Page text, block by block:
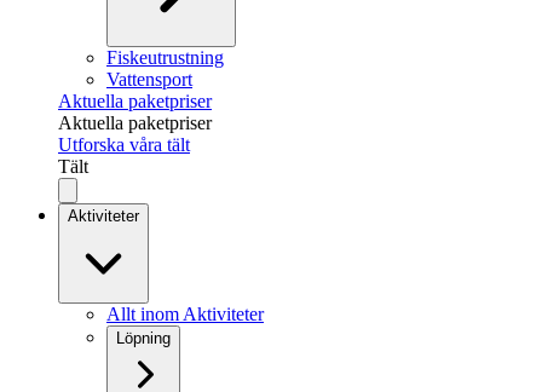
Fiskeutrustning
Vattensport
Aktuella paketpriser
Aktuella paketpriser
Utforska våra tält
Tält
Aktiviteter
Allt inom Aktiviteter
Löpning